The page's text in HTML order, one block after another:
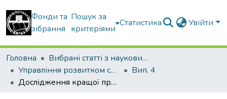
Фонди та
зібрання
Пошук за
критеріями
Статистика Увійти
Головна
Вибрані статті з наукових збірників КНУБА
Управління розвитком складних систем
Вип. 4
Дослідження кращої практики деяких високорозвинених країн в управлінні програмами на основі програмно-цільового методу